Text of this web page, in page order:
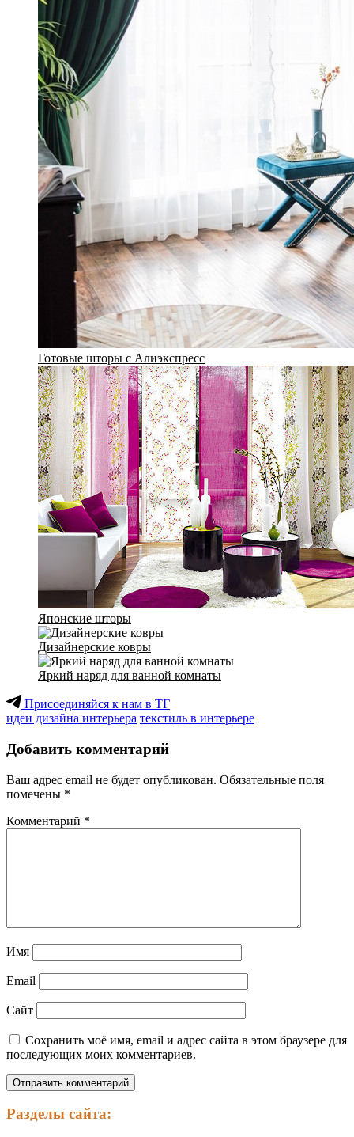
Готовые шторы с Алиэкспресс
Японские шторы
Дизайнерские ковры
Яркий наряд для ванной комнаты
Присоединяйся к нам в ТГ
идеи дизайна интерьера текстиль в интерьере
Добавить комментарий
Ваш адрес email не будет опубликован. Обязательные поля
помечены *
Комментарий *
Имя
Email
Сайт
Сохранить моё имя, email и адрес сайта в этом браузере для
последующих моих комментариев.
Разделы сайта: